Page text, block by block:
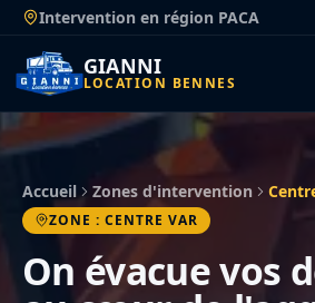
Passer
contenu
Intervention en région PACA
GIANNI
LOCATION BENNES
Accueil Zones d'intervention
ZONE : CENTRE VAR
On évacue vos